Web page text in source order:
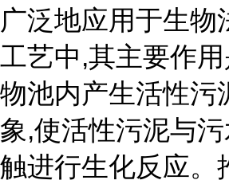
广泛地应用于生物
工艺中,其主要作
物池内产生活性污
象,使活性污泥与
触进行生化反应。